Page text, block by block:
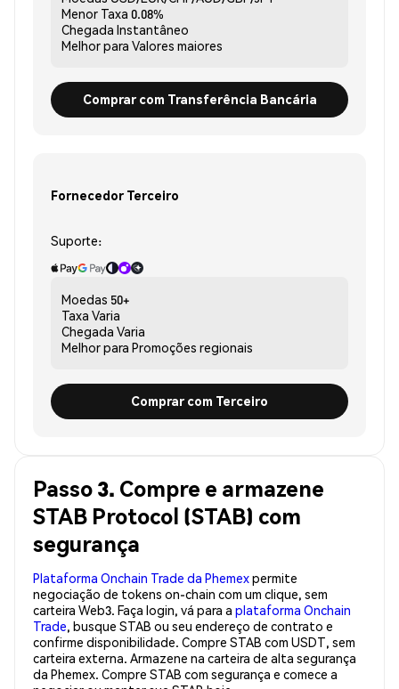
Menor Taxa 0.08%
Chegada Instantâneo
Melhor para Valores maiores
Comprar com Transferência Bancária
Fornecedor Terceiro
Suporte:
Moedas 50+
Taxa Varia
Chegada Varia
Melhor para Promoções regionais
Comprar com Terceiro
Passo 3. Compre e armazene
STAB Protocol (STAB) com
segurança
Plataforma Onchain Trade da Phemexpermite
negociação de tokens on-chain com um clique, sem
carteira Web3. Faça login, vá para a plataforma Onchain
Trade, busque STAB ou seu endereço de contrato e
confirme disponibilidade. Compre STAB com USDT, sem
carteira externa. Armazene na carteira de alta segurança
da Phemex. Compre STAB com segurança e comece a